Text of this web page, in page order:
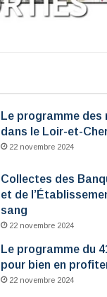
Le programme des
dans le Loir-et-
22 novembre 2024
Collectes des
et de
sang
22 novembre 2024
Le programme du
pour bien en
22 novembre 2024